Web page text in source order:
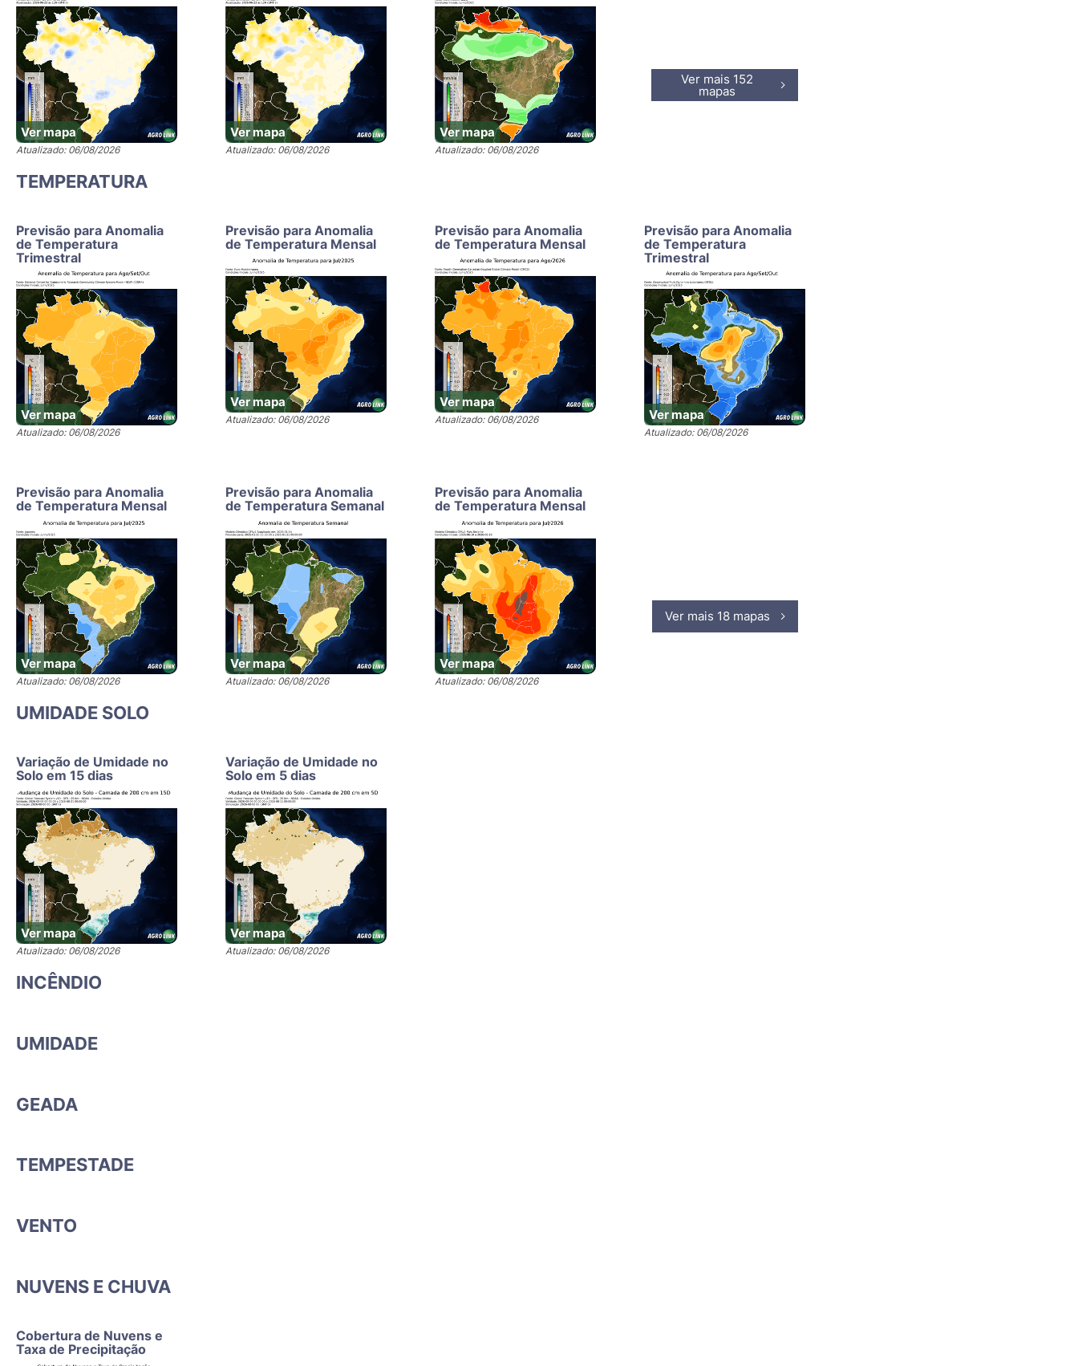
Ver mapa
Atualizado: 06/08/2026
Ver mapa
Atualizado: 06/08/2026
Ver mapa
Atualizado: 06/08/2026
Ver mais 152
mapas
TEMPERATURA
Previsão para Anomalia
de Temperatura
Trimestral
Ver mapa
Atualizado: 06/08/2026
Previsão para Anomalia
de Temperatura Mensal
Ver mapa
Atualizado: 06/08/2026
Previsão para Anomalia
de Temperatura Mensal
Ver mapa
Atualizado: 06/08/2026
Previsão para Anomalia
de Temperatura
Trimestral
Ver mapa
Atualizado: 06/08/2026
Previsão para Anomalia
de Temperatura Mensal
Ver mapa
Atualizado: 06/08/2026
Previsão para Anomalia
de Temperatura Semanal
Ver mapa
Atualizado: 06/08/2026
Previsão para Anomalia
de Temperatura Mensal
Ver mapa
Atualizado: 06/08/2026
Ver mais 18 mapas
UMIDADE SOLO
Variação de Umidade no
Solo em 15 dias
Ver mapa
Atualizado: 06/08/2026
Variação de Umidade no
Solo em 5 dias
Ver mapa
Atualizado: 06/08/2026
INCÊNDIO
UMIDADE
GEADA
TEMPESTADE
VENTO
NUVENS E CHUVA
Cobertura de Nuvens e
Taxa de Precipitação